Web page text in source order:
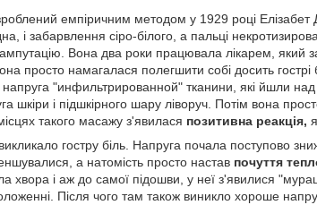
емпіричним методом у 1929 році Елізабет
і забарвлення сіро-білого, а пальці
Вона два роки працювала лікарем, який
просто намагалася полегшити собі досить гострі
"инфильтрированной" тканини, які йшли
шкіри і підшкірного шару ліворуч. Потім вона
такого масажу з'явилася позитивна реакція,
гостру біль. Напруга почала поступово
а натомість просто настав почуття
хвора і аж до самої підошви, у неї з'явилися
Після чого там також виникло хороше